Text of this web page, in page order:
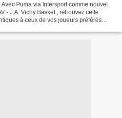
Puma via Intersport comme nouvel
- J.A. Vichy Basket , retrouvez cette
à ceux de vos joueurs préférés